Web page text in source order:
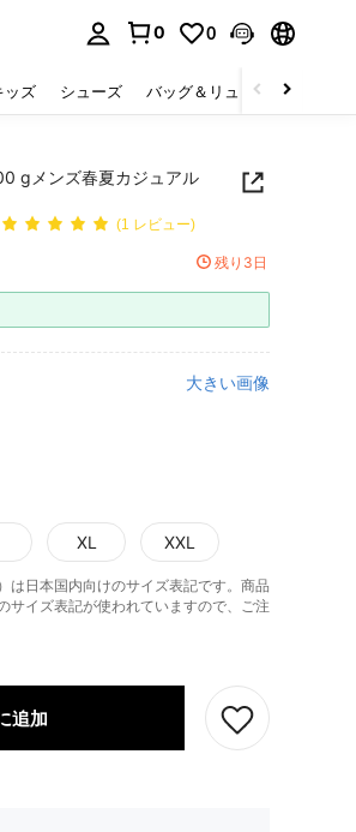
0 0
ッズ シューズ バッグ＆リュック
gメンズ春夏カジュアル
(1 レビュー)
残り3日
大きい画像
XL XXL
は日本国内向けのサイズ表記です。商品
サイズ表記が使われていますので、ご注
追加